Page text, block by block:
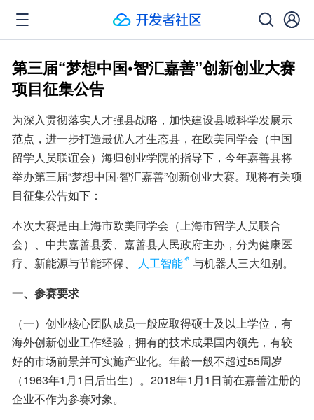
第三届“梦想中国•智汇嘉善”创新创业大赛
项目征集公告
为深入贯彻落实人才强县战略，加快建设县域科学发展示
范点，进一步打造最优人才生态县，在欧美同学会（中国
留学人员联谊会）海归创业学院的指导下，今年嘉善县将
举办第三届“梦想中国·智汇嘉善”创新创业大赛。现将有关项
目征集公告如下：
本次大赛是由上海市欧美同学会（上海市留学人员联合
会）、中共嘉善县委、嘉善县人民政府主办，分为健康医
疗、新能源与节能环保、
人工智能
与机器人三大组别。
一、参赛要求
（一）创业核心团队成员一般应取得硕士及以上学位，有
海外创新创业工作经验，拥有的技术成果国内领先，有较
好的市场前景并可实施产业化。年龄一般不超过55周岁
（1963年1月1日后出生）。2018年1月1日前在嘉善注册的
企业不作为参赛对象。